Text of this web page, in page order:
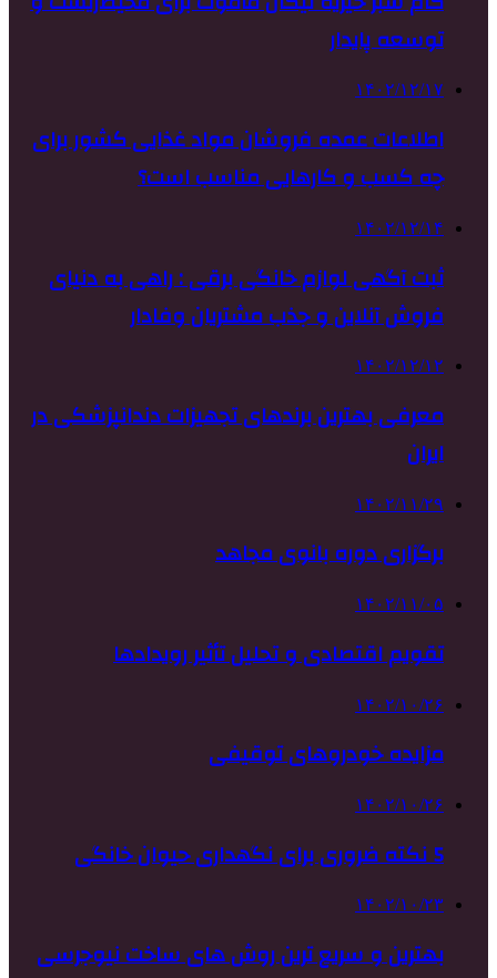
توسعه پایدار
۱۴۰۲/۱۲/۱۷
اطلاعات عمده فروشان مواد غذایی کشور برای
چه کسب و کارهایی مناسب است؟
۱۴۰۲/۱۲/۱۴
ثبت آگهی لوازم خانگی برقی : راهی به دنیای
فروش آنلاین و جذب مشتریان وفادار
۱۴۰۲/۱۲/۱۲
معرفی بهترین برندهای تجهیزات دندانپزشکی در
ایران
۱۴۰۲/۱۱/۲۹
برگزاری دوره بانوی مجاهد
۱۴۰۲/۱۱/۰۵
تقویم اقتصادی و تحلیل تأثیر رویدادها
۱۴۰۲/۱۰/۲۶
مزایده خودروهای توقیفی
۱۴۰۲/۱۰/۲۶
5 نکته ضروری برای نگهداری حیوان خانگی
۱۴۰۲/۱۰/۲۳
بهترین و سریع ترین روش های ساخت نیوجرسی